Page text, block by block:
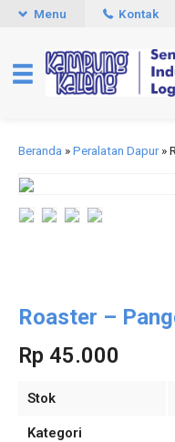
Menu Kontak
Beranda »Peralatan Dapur»
Roaster –
Rp 45.000
Stok
Kategori